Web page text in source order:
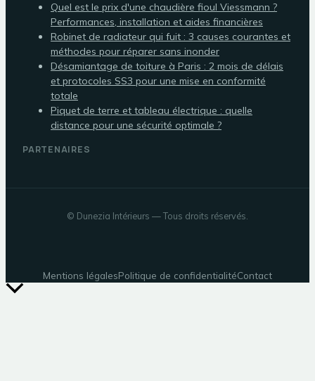
Quel est le prix d'une chaudière fioul Viessmann ?
Performances, installation et aides financières
Robinet de radiateur qui fuit : 3 causes courantes et
méthodes pour réparer sans inonder
Désamiantage de toiture à Paris : 2 mois de délais
et protocoles SS3 pour une mise en conformité
totale
Piquet de terre et tableau électrique : quelle
distance pour une sécurité optimale ?
PARTENAIRES
© Dunezia Intérieurs — Tous droits réservés.
Mentions légalesPolitique de confidentialitéContact